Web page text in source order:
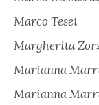
Marco Tesei
Margherita
Marianna
Marianna